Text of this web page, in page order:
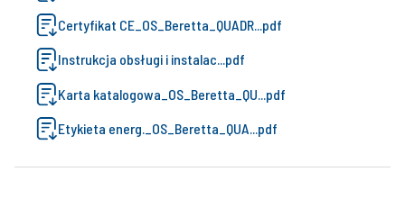
Certyfikat CE_OS_Beretta_QUADR...pdf
Instrukcja obsługi i instalac...pdf
Karta katalogowa_OS_Beretta_QU...pdf
Etykieta energ._OS_Beretta_QUA...pdf